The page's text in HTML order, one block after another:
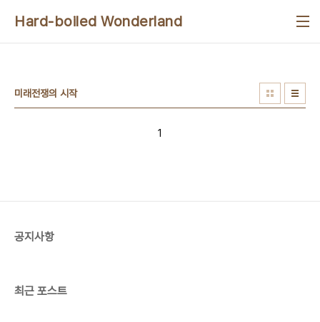
Hard-boiled Wonderland
미래전쟁의 시작
1
공지사항
최근 포스트